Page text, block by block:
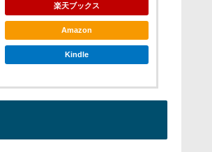
楽天ブックス
Amazon
Kindle